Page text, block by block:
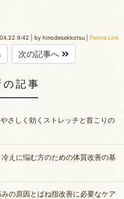
9:42 by hinodesekkotsu Perma Link
次の記事へ
の記事
さしく効くストレッチと首こりの
えに悩む方のための体質改善の基
の原因とばね指改善に必要なケア